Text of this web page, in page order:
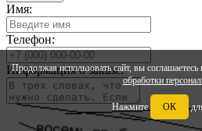
Продолжая использовать сайт, вы
обработки
Нажмите ОК
Имя:
Телефон:
Информация о заказе: